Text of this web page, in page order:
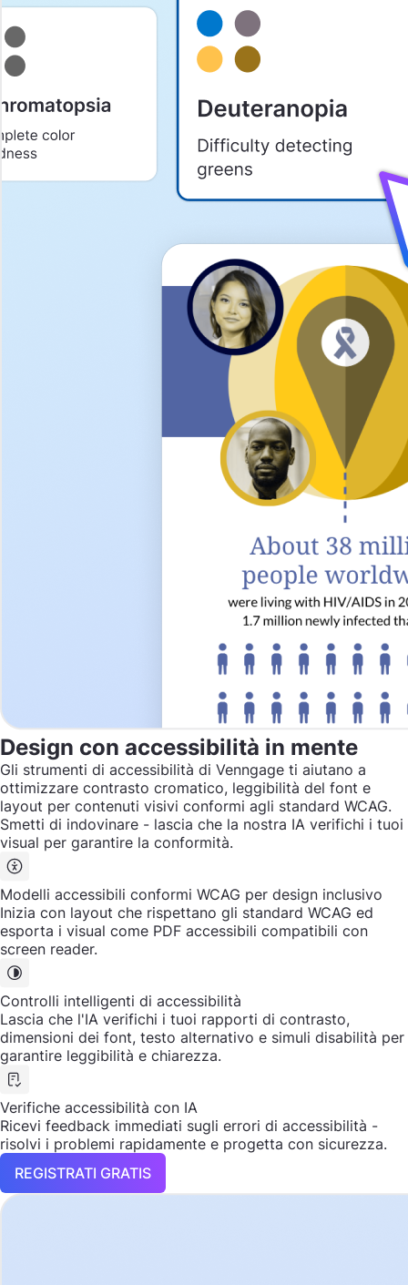
Design con accessibilità in mente
Gli strumenti di accessibilità di Venngage ti aiutano a
ottimizzare contrasto cromatico, leggibilità del font e
layout per contenuti visivi conformi agli standard WCAG.
Smetti di indovinare - lascia che la nostra IA verifichi i tuoi
visual per garantire la conformità.
Modelli accessibili conformi WCAG per design inclusivo
Inizia con layout che rispettano gli standard WCAG ed
esporta i visual come PDF accessibili compatibili con
screen reader.
Controlli intelligenti di accessibilità
Lascia che l'IA verifichi i tuoi rapporti di contrasto,
dimensioni dei font, testo alternativo e simuli disabilità per
garantire leggibilità e chiarezza.
Verifiche accessibilità con IA
Ricevi feedback immediati sugli errori di accessibilità -
risolvi i problemi rapidamente e progetta con sicurezza.
REGISTRATI GRATIS